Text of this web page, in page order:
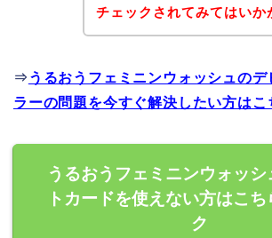
チェックされてみてはいか
⇒ うるおうフェミニンウォッシュのデ
ラーの問題を今すぐ解決したい方はこ
うるおうフェミニンウォッシ
トカードを使えない方はこ
ク